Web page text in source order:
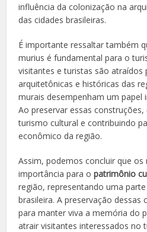
influência da colonização na
das cidades brasileiras.
É importante ressaltar também
murius é fundamental para o
visitantes e turistas são atraídos
arquitetônicas e históricas das
murais desempenham um papel
Ao preservar essas
turismo cultural e contribuindo
econômico da região.
Assim, podemos concluir que
importância para opatrimônio
região, representando uma
brasileira. A preservação dessas
para manter viva a memória do
atrair visitantes interessados no